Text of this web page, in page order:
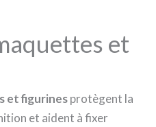
et
et figurinesprotègent la
et aident à fixer